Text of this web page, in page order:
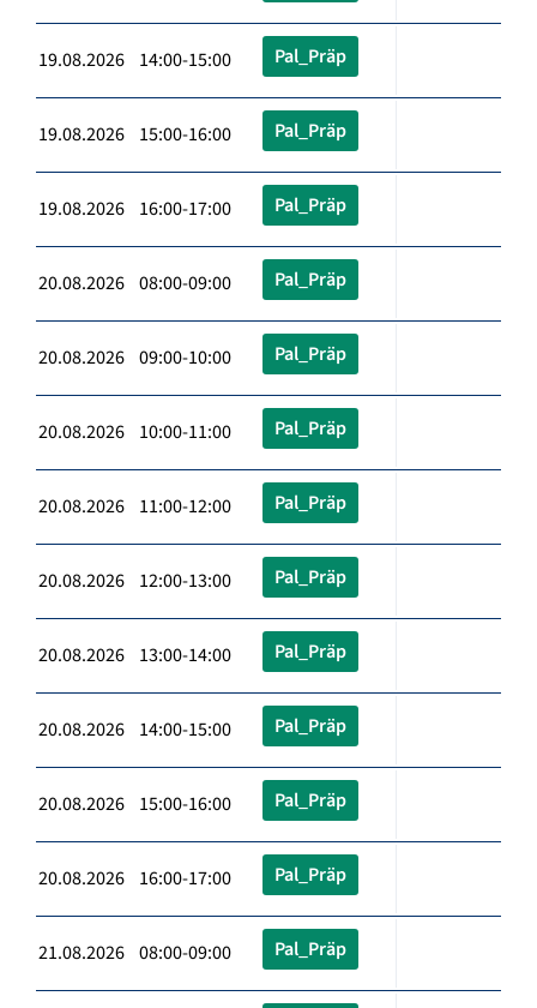
19.08.2026 14:00-15:00 Pal_Präp
19.08.2026 15:00-16:00 Pal_Präp
19.08.2026 16:00-17:00 Pal_Präp
20.08.2026 08:00-09:00 Pal_Präp
20.08.2026 09:00-10:00 Pal_Präp
20.08.2026 10:00-11:00 Pal_Präp
20.08.2026 11:00-12:00 Pal_Präp
20.08.2026 12:00-13:00 Pal_Präp
20.08.2026 13:00-14:00 Pal_Präp
20.08.2026 14:00-15:00 Pal_Präp
20.08.2026 15:00-16:00 Pal_Präp
20.08.2026 16:00-17:00 Pal_Präp
21.08.2026 08:00-09:00 Pal_Präp